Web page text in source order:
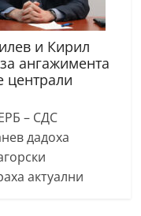
и Кирил
ангажимента
централи
– СДС
дадоха
актуални